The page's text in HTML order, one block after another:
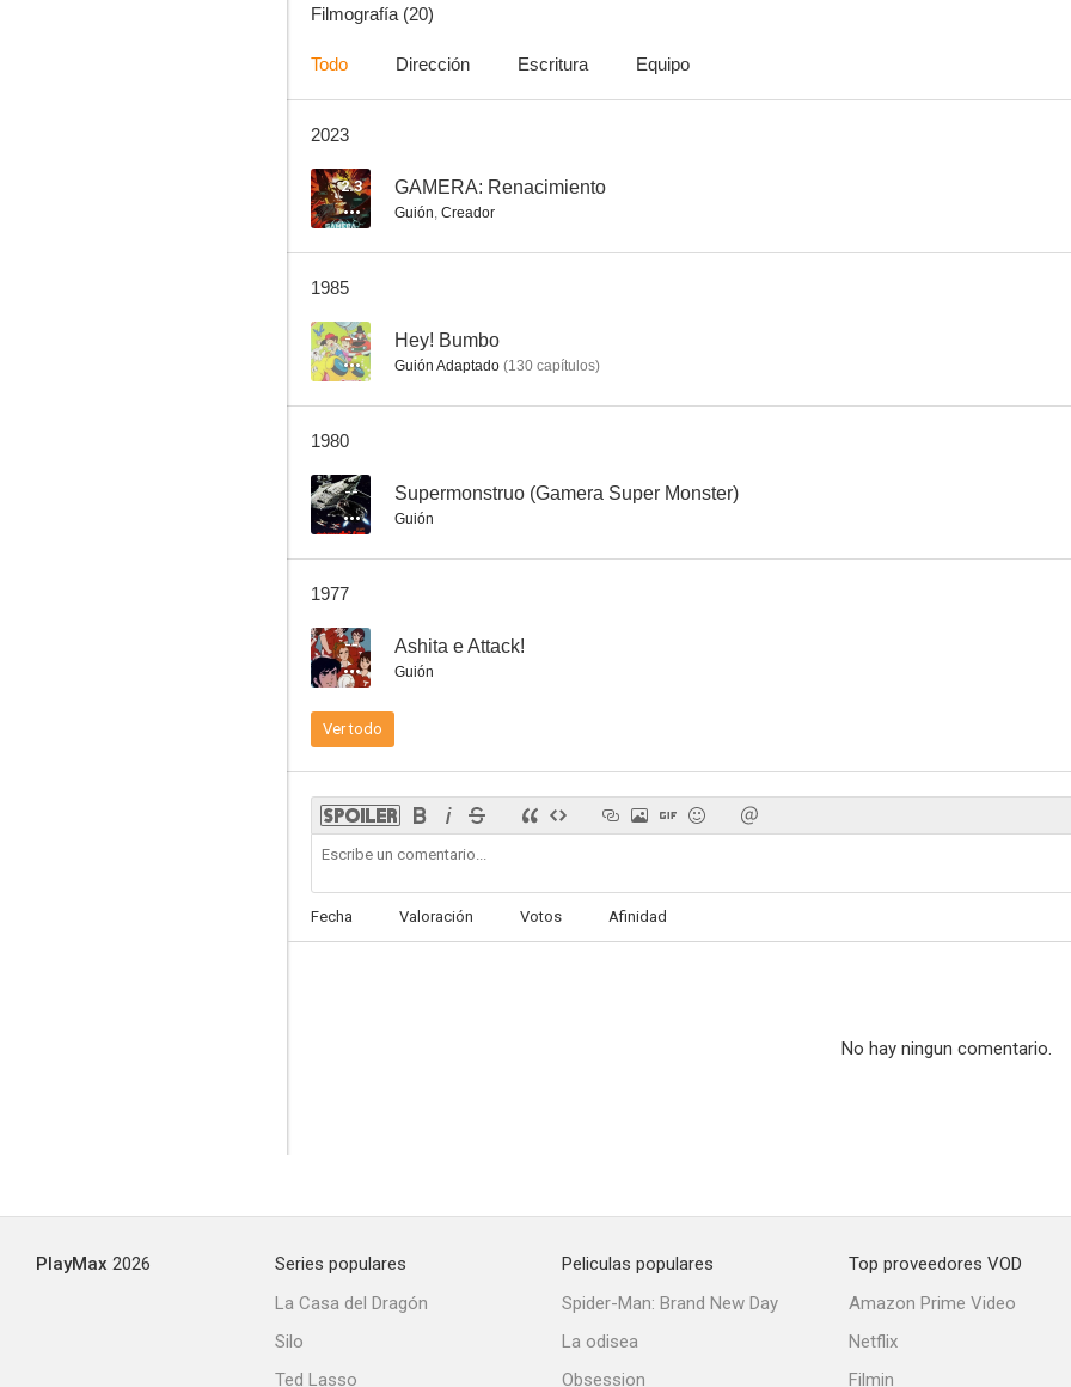
--
Filmografía (20)
Todo Dirección Escritura Equipo
2023
2.3 GAMERA: Renacimiento
Guión, Creador
1985
-- Hey! Bumbo
Guión Adaptado (130 capítulos)
1980
-- Supermonstruo (Gamera Super Monster)
Guión
1977
-- Ashita e Attack!
Guión
Ver todo
Fecha Valoración Votos Afinidad
No hay ningun comentario.
PlayMax 2026
Series populares
La Casa del Dragón
Silo
Ted Lasso
Peliculas populares
Spider-Man: Brand New Day
La odisea
Obsession
Top proveedores VOD
Amazon Prime Video
Netflix
Filmin